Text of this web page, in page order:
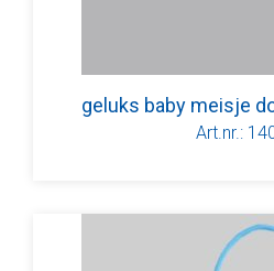
geluks baby meisje
Art.nr.: